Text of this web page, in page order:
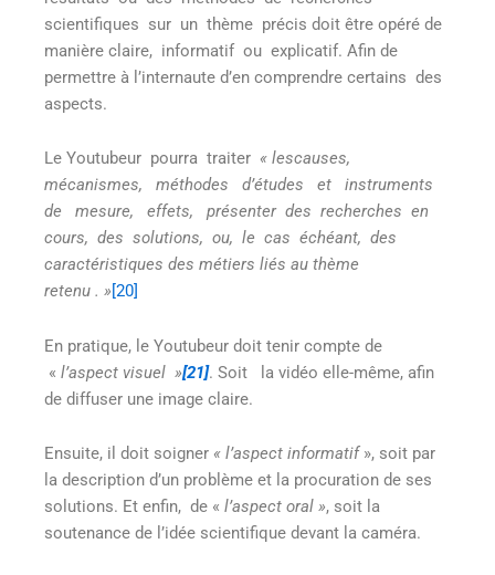
scientifiques sur un thème précis doit être opéré de
manière claire, informatif ou explicatif. Afin de
permettre à l’internaute d’en comprendre certains des
aspects.
Le Youtubeur pourra traiter « lescauses,
mécanismes, méthodes d’études et instruments
de mesure, effets, présenter des recherches en
cours, des solutions, ou, le cas échéant, des
caractéristiques des métiers liés au thème
retenu . »[20]
En pratique, le Youtubeur doit tenir compte de
« l’aspect visuel »[21]. Soit la vidéo elle-même, afin
de diffuser une image claire.
Ensuite, il doit soigner « l’aspect informatif», soit par
la description d’un problème et la procuration de ses
solutions. Et enfin, de « l’aspect oral », soit la
soutenance de l’idée scientifique devant la caméra.